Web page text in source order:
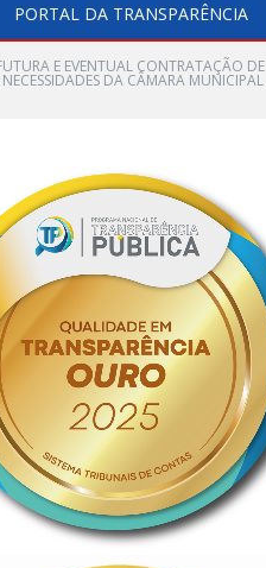
PORTAL DA TRANSPARÊNCIA
E EVENTUAL CONTRATAÇÃO DE
DA CÂMARA MUNICIPAL